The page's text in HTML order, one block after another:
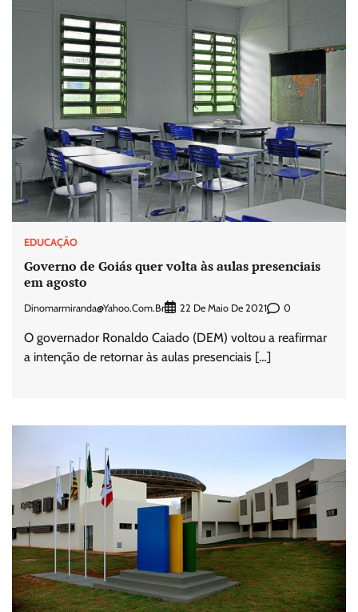
EDUCAÇÃO
Governo de Goiás quer volta às aulas presenciais
em agosto
Dinomarmiranda@yahoo.com.br 22 De Maio De 2021 0
O governador Ronaldo Caiado (DEM) voltou a reafirmar
a intenção de retornar às aulas presenciais […]